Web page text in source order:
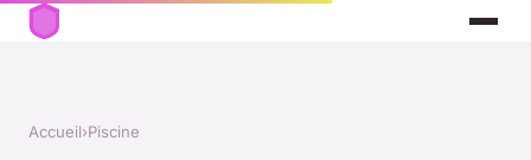
Accueil›Piscine